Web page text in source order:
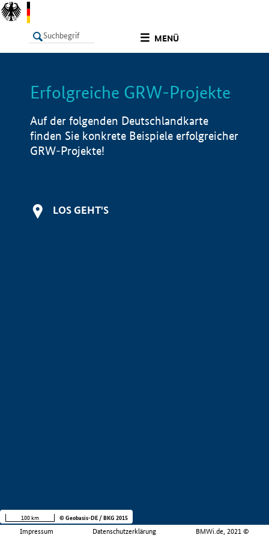
MENÜ
LISTE Info
Erfolgreiche GRW-Projekte
Auf der folgenden Deutschlandkarte
finden Sie konkrete Beispiele erfolgreicher
GRW-Projekte!
LOS GEHT'S
Impressum Datenschutzerklärung BMWi.de, 2021 ©
100 km © Geobasis-DE / BKG 2015